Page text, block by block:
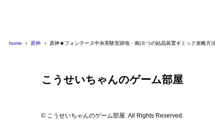
home 原神 原神★フォンテーヌ中央実験室跡地・南|６つの結晶装置ギミック攻略方法！
こうせいちゃんのゲーム部屋
© こうせいちゃんのゲーム部屋. All Rights Reserved.